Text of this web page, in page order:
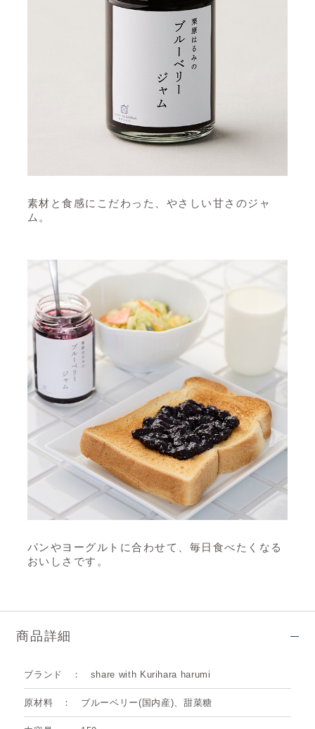
素材と食感にこだわった、やさしい甘さのジャ
ム。
パンやヨーグルトに合わせて、毎日食べたくなる
おいしさです。
商品詳細
ブランド share with Kurihara harumi
原材料 ブルーベリー(国内産)、甜菜糖